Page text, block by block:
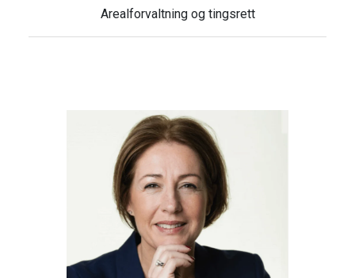
Arealforvaltning og tingsrett